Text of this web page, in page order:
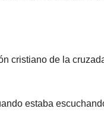
cristiano de la
estaba